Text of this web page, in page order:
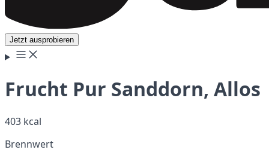
Jetzt ausprobieren
Frucht Pur Sanddorn, Allos
403 kcal
Brennwert